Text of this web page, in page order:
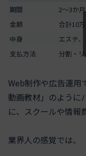
期間
2〜3か
金額
合計10
中身
エステ
支払方法
分割・
Web制作や広告運用
動画教材」のように
に、スクールや情報
業界人の感覚では、